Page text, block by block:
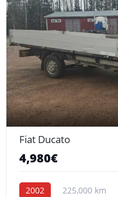
Fiat Ducato
4,980€
2002 225,000 km